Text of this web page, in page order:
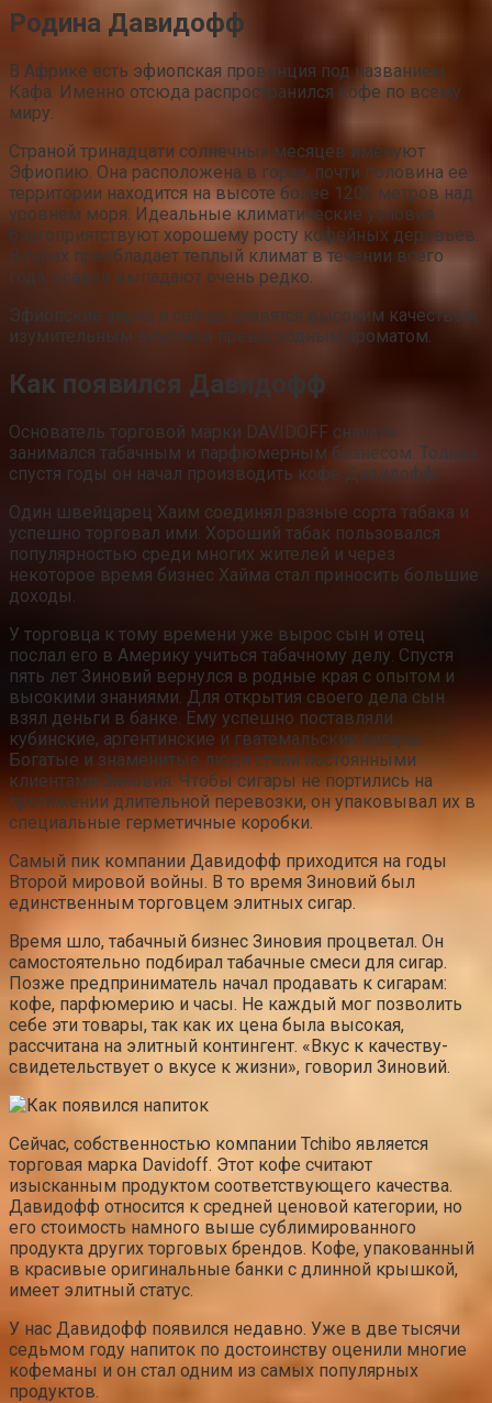
Родина Давидофф
В Африке есть эфиопская провинция под названием
Кафа. Именно отсюда распространился кофе по всему
миру.
Страной тринадцати солнечных месяцев именуют
Эфиопию. Она расположена в горах, почти половина ее
территории находится на высоте более 1200 метров над
уровнем моря. Идеальные климатические условия
благоприятствуют хорошему росту кофейных деревьев.
В горах преобладает теплый климат в течении всего
года, осадки выпадают очень редко.
Эфиопские зерна и сейчас славятся высоким качеством,
изумительным вкусом и превосходным ароматом.
Как появился Давидофф
Основатель торговой марки DAVIDOFF сначала
занимался табачным и парфюмерным бизнесом. Только
спустя годы он начал производить кофе Давидофф.
Один швейцарец Хаим соединял разные сорта табака и
успешно торговал ими. Хороший табак пользовался
популярностью среди многих жителей и через
некоторое время бизнес Хайма стал приносить большие
доходы.
У торговца к тому времени уже вырос сын и отец
послал его в Америку учиться табачному делу. Спустя
пять лет Зиновий вернулся в родные края с опытом и
высокими знаниями. Для открытия своего дела сын
взял деньги в банке. Ему успешно поставляли
кубинские, аргентинские и гватемальские сигары.
Богатые и знаменитые люди стали постоянными
клиентами Зиновия. Чтобы сигары не портились на
протяжении длительной перевозки, он упаковывал их в
специальные герметичные коробки.
Самый пик компании Давидофф приходится на годы
Второй мировой войны. В то время Зиновий был
единственным торговцем элитных сигар.
Время шло, табачный бизнес Зиновия процветал. Он
самостоятельно подбирал табачные смеси для сигар.
Позже предприниматель начал продавать к сигарам:
кофе, парфюмерию и часы. Не каждый мог позволить
себе эти товары, так как их цена была высокая,
рассчитана на элитный контингент. «Вкус к качеству-
свидетельствует о вкусе к жизни», говорил Зиновий.
Сейчас, собственностью компании Tchibo является
торговая марка Davidoff. Этот кофе считают
изысканным продуктом соответствующего качества.
Давидофф относится к средней ценовой категории, но
его стоимость намного выше сублимированного
продукта других торговых брендов. Кофе, упакованный
в красивые оригинальные банки с длинной крышкой,
имеет элитный статус.
У нас Давидофф появился недавно. Уже в две тысячи
седьмом году напиток по достоинству оценили многие
кофеманы и он стал одним из самых популярных
продуктов.